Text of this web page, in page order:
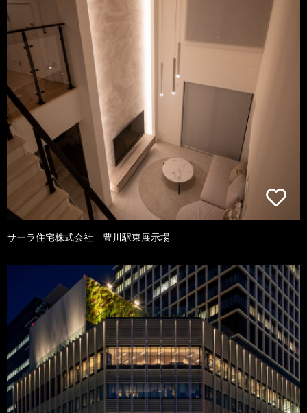
サーラ住宅株式会社 豊川駅東展示場